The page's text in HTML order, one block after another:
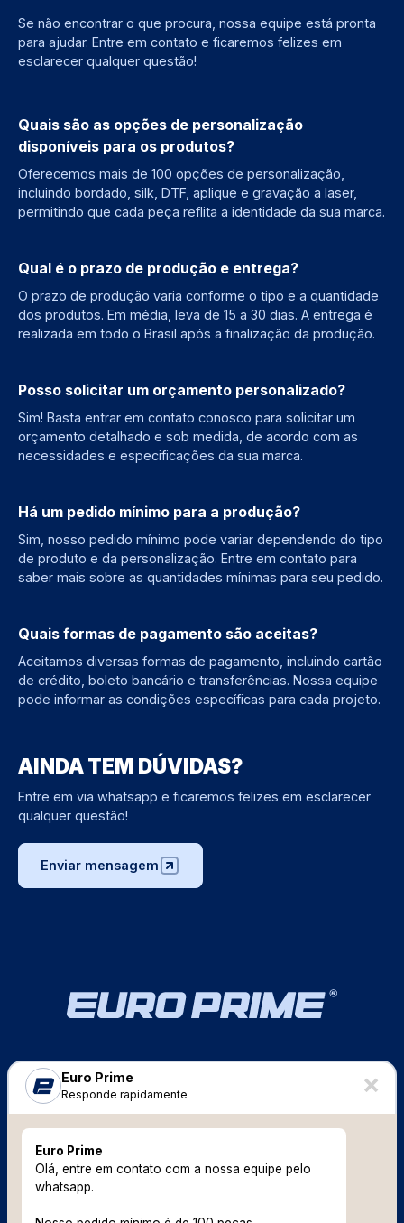
Se não encontrar o que procura, nossa equipe está pronta
para ajudar. Entre em contato e ficaremos felizes em
esclarecer qualquer questão!
Quais são as opções de personalização
disponíveis para os produtos?
Oferecemos mais de 100 opções de personalização,
incluindo bordado, silk, DTF, aplique e gravação a laser,
permitindo que cada peça reflita a identidade da sua marca.
Qual é o prazo de produção e entrega?
O prazo de produção varia conforme o tipo e a quantidade
dos produtos. Em média, leva de 15 a 30 dias. A entrega é
realizada em todo o Brasil após a finalização da produção.
Posso solicitar um orçamento personalizado?
Sim! Basta entrar em contato conosco para solicitar um
orçamento detalhado e sob medida, de acordo com as
necessidades e especificações da sua marca.
Há um pedido mínimo para a produção?
Sim, nosso pedido mínimo pode variar dependendo do tipo
de produto e da personalização. Entre em contato para
saber mais sobre as quantidades mínimas para seu pedido.
Quais formas de pagamento são aceitas?
Aceitamos diversas formas de pagamento, incluindo cartão
de crédito, boleto bancário e transferências. Nossa equipe
pode informar as condições específicas para cada projeto.
AINDA TEM DÚVIDAS?
Entre em via whatsapp e ficaremos felizes em esclarecer
qualquer questão!
Enviar mensagem
Bonés Premium
Euro Prime
Responde rapidamente
Euro Prime
Olá, entre em contato com a nossa equipe pelo
whatsapp.